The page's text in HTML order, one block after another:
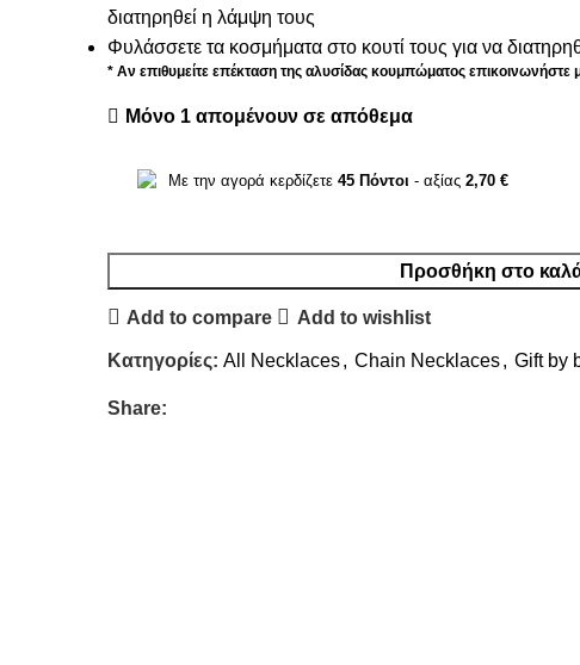
διατηρηθεί η λάμψη τους
Φυλάσσετε τα κοσμήματα στο κουτί τους για να
* Αν επιθυμείτε επέκταση της αλυσίδας κουμπώματος επικοινωνήστε
Μόνο 1 απομένουν σε απόθεμα
Με την αγορά κερδίζετε 45 Πόντοι - αξίας 2,70 €
Προσθήκη στο
Add to compare Add to wishlist
Κατηγορίες: All Necklaces, Chain Necklaces, Gift by
Share: